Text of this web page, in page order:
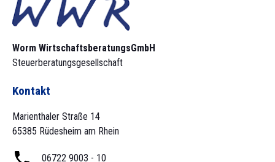
Worm Wirtschaftsberatungs­GmbH
Steuerberatungsgesellschaft
Kontakt
Marienthaler Straße 14
65385 Rüdesheim am Rhein
06722 9003 - 10